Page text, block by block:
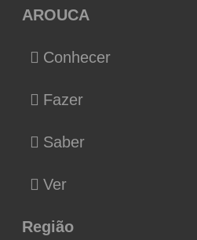
AROUCA
Conhecer
Fazer
Saber
Ver
Região